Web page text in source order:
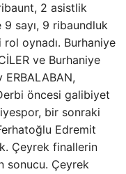
2 asistlik
9 sayı, 9 ribaundluk
oynadı. Burhaniye
ve Burhaniye
ERBALABAN,
öncesi galibiyet
bir sonraki
Edremit
Çeyrek finallerin
sonucu. ⁠Çeyrek